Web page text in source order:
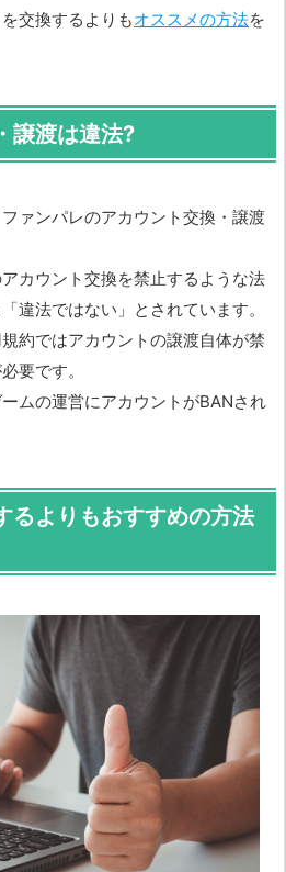
交換するよりもオススメの方法を
譲渡は違法?
ァンパレのアカウント交換・譲渡
カウント交換を禁止するような法
違法ではない」とされています。
約ではアカウントの譲渡自体が禁
要です。
ムの運営にアカウントがBANされ
るよりもおすすめの方法